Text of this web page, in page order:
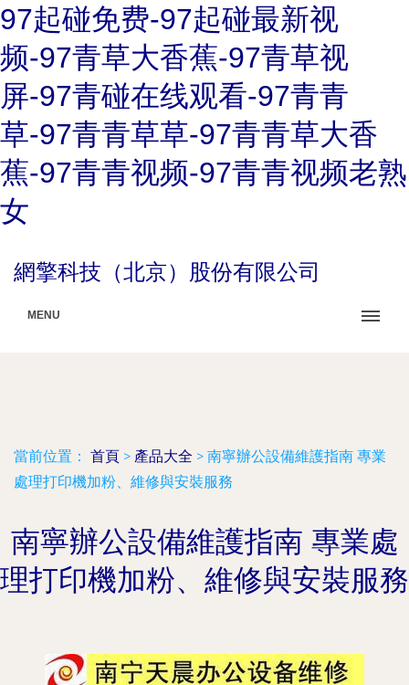
97起碰免费-97起碰最新视
频-97青草大香蕉-97青草视
屏-97青碰在线观看-97青青
草-97青青草草-97青青草大香
蕉-97青青视频-97青青视频老熟
女
網擎科技（北京）股份有限公司
MENU
當前位置： 首頁 > 產品大全 > 南寧辦公設備維護指南 專業
處理打印機加粉、維修與安裝服務
南寧辦公設備維護指南 專業處
理打印機加粉、維修與安裝服務